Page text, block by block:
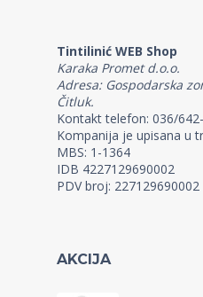
Tintilinić WEB Shop
Karaka Promet d.o.o.
Adresa: Gospodarska
Čitluk.
Kontakt telefon: 036/
Kompanija je upisana u
MBS: 1-1364
IDB 4227129690002
PDV broj: 227129690002
AKCIJA